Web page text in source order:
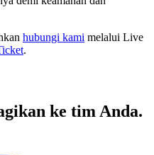
hubungi kami melalui Live
.
ke tim Anda.